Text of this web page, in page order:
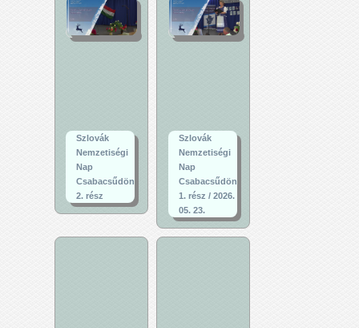
Szlovák
Nemzetiségi
Nap
Csabacsűdön
2. rész
Szlovák
Nemzetiségi
Nap
Csabacsűdön
1. rész / 2026.
05. 23.